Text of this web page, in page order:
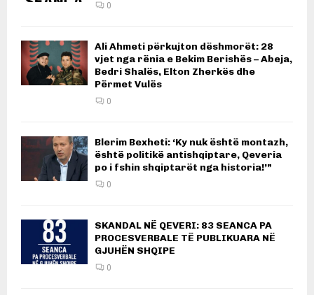
0
Ali Ahmeti përkujton dëshmorët: 28
vjet nga rënia e Bekim Berishës – Abeja,
Bedri Shalës, Elton Zherkës dhe
Përmet Vulës
0
Blerim Bexheti: ‘Ky nuk është montazh,
është politikë antishqiptare, Qeveria
po i fshin shqiptarët nga historia!’”
0
SKANDAL NË QEVERI: 83 SEANCA PA
PROCESVERBALE TË PUBLIKUARA NË
GJUHËN SHQIPE
0